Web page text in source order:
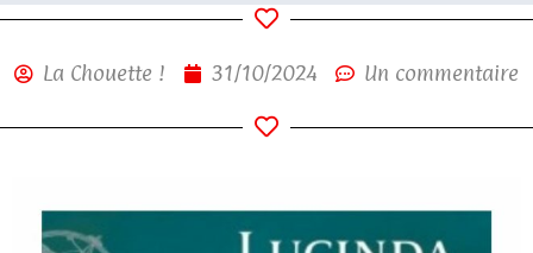
La Chouette ! 31/10/2024 Un commentaire